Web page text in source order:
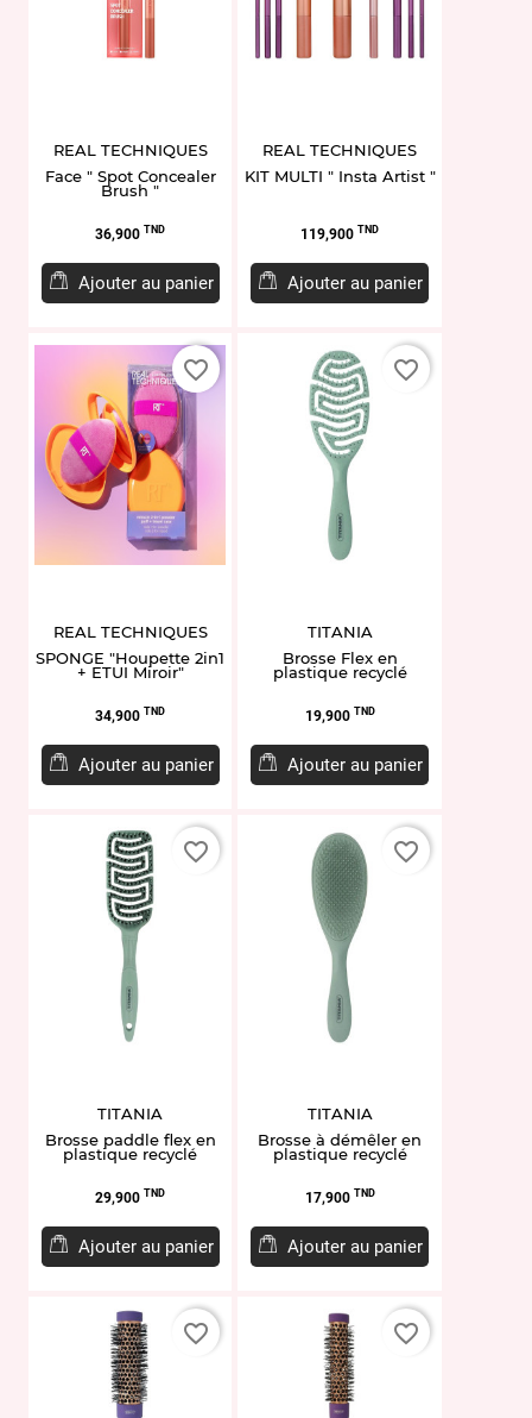
REAL TECHNIQUES
Face " Spot Concealer
Brush "
Prix
36,900 TND
Ajouter au panier
REAL TECHNIQUES
KIT MULTI " Insta Artist "
Prix
119,900 TND
Ajouter au panier
REAL TECHNIQUES
SPONGE "Houpette 2in1
+ ETUI Miroir"
Prix
34,900 TND
Ajouter au panier
favorite_border
TITANIA
Brosse Flex en
plastique recyclé
Prix
19,900 TND
Ajouter au panier
favorite_border
TITANIA
Brosse paddle flex en
plastique recyclé
Prix
29,900 TND
Ajouter au panier
favorite_border
TITANIA
Brosse à démêler en
plastique recyclé
Prix
17,900 TND
Ajouter au panier
favorite_border
favorite_border favorite_border